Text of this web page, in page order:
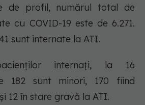
de profil, numărul total de
cu COVID-19 este de 6.271.
sunt internate la ATI.
internați, la 16
182 sunt minori, 170 fiind
12 în stare gravă la ATI.